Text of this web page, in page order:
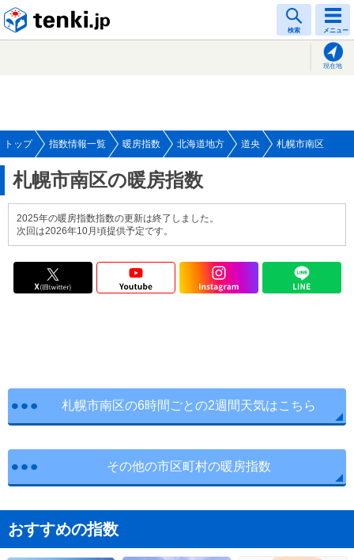
検索 メニュー
現在地
トップ 指数情報一覧 暖房指数 北海道地方 道央 札幌市南区
札幌市南区の暖房指数
2025年の暖房指数指数の更新は終了しました。
次回は2026年10月頃提供予定です。
札幌市南区の6時間ごとの2週間天気はこちら
その他の市区町村の暖房指数
おすすめの指数